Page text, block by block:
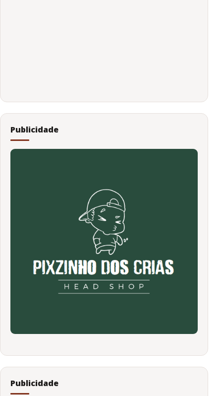
Publicidade
Publicidade